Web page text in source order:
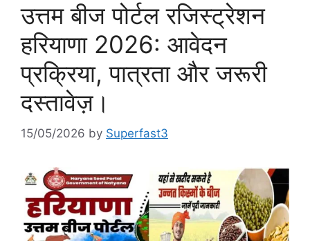
उत्तम बीज पोर्टल रजिस्ट्रेशन
हरियाणा 2026: आवेदन
प्रक्रिया, पात्रता और जरूरी
दस्तावेज़।
15/05/2026 by Superfast3